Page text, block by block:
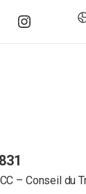
– Conseil du